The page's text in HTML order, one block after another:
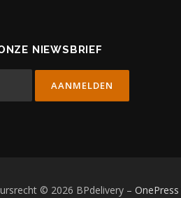
NIEWSBRIEF
© 2026 BPdelivery – OnePress